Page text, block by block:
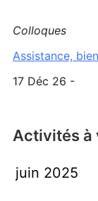
Colloques
Assistance,
17 Déc 26 -
Activités à